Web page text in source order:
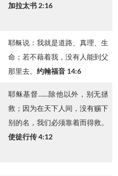
加拉太书 2:16
耶稣说：我就是道路、真理、生
命；若不藉着我，没有人能到父
那里去。 约翰福音 14:6
耶稣基督……除他以外，别无拯
救；因为在天下人间，没有赐下
别的名，我们必须靠着而得救。
使徒行传 4:12